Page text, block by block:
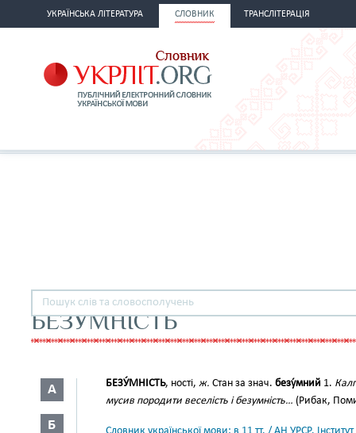
УКРАЇНСЬКА ЛІТЕРАТУРА СЛОВНИК ТРАНСЛІТЕРАЦІЯ
БЕЗУМНІСТЬ
А
Б
БЕЗУ́МНІСТЬ, ності, ж. Стан за знач. безу́мний 1.
мусив породити веселість і безумність… (Рибак,